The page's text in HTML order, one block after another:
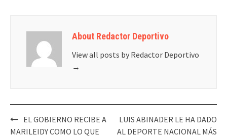
About Redactor Deportivo
View all posts by Redactor Deportivo
→
Post
navigation
EL GOBIERNO RECIBE A
MARILEIDY COMO LO QUE
LUIS ABINADER LE HA DADO
AL DEPORTE NACIONAL MÁS